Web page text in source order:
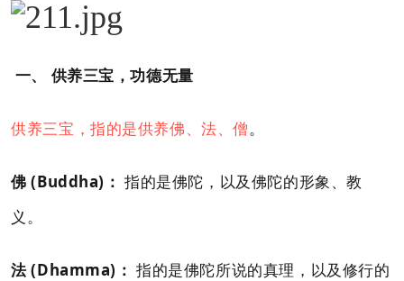
一、 供养三宝，功德无量
供养三宝，指的是供养佛、法、僧。
佛 (Buddha)： 指的是佛陀，以及佛陀的形象、教
义。
法 (Dhamma)： 指的是佛陀所说的真理，以及修行的